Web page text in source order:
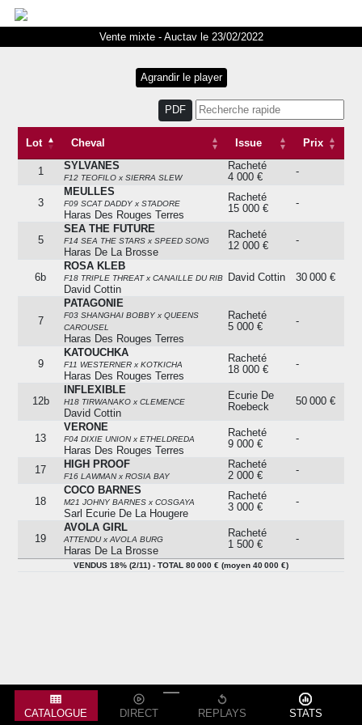
Vente mixte - Auctav le 23/02/2022
PDF
Lot Cheval Issue
Prix
Lot
Cheval Issue
VENDUS 18% (2/11) - TOTAL 80 000 € (moyen 40 000 €)
1 SYLVANES
F12 TEOFILO x SIERRA SLEW
Racheté
4 000 €
-
3
MEULLES
F09 SCAT DADDY x STADORE
Haras Des Rouges Terres
Racheté
15 000 €
-
5
SEA THE FUTURE
F14 SEA THE STARS x SPEED SONG
Haras De La Brosse
Racheté
12 000 €
-
6b
ROSA KLEB
F18 TRIPLE THREAT x CANAILLE DU RIB
David Cottin
David Cottin 30 000 €
7
PATAGONIE
F03 SHANGHAI BOBBY x QUEENS
CAROUSEL
Haras Des Rouges Terres
Racheté
5 000 €
-
9
KATOUCHKA
F11 WESTERNER x KOTKICHA
Haras Des Rouges Terres
Racheté
18 000 €
-
12b
INFLEXIBLE
H18 TIRWANAKO x CLEMENCE
David Cottin
Ecurie De
Roebeck
50 000 €
13
VERONE
F04 DIXIE UNION x ETHELDREDA
Haras Des Rouges Terres
Racheté
9 000 €
-
17 HIGH PROOF
F16 LAWMAN x ROSIA BAY
Racheté
2 000 €
-
18
COCO BARNES
M21 JOHNY BARNES x COSGAYA
Sarl Ecurie De La Hougere
Racheté
3 000 €
-
19
AVOLA GIRL
ATTENDU x AVOLA BURG
Haras De La Brosse
Racheté
1 500 €
-
VENDUS 18% (2/11) - TOTAL 80 000 € (moyen 40 000 €)
CATALOGUE DIRECT REPLAYS STATS